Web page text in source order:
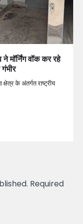
वॉक कर रहे
के अंतर्गत राष्ट्रीय
Required